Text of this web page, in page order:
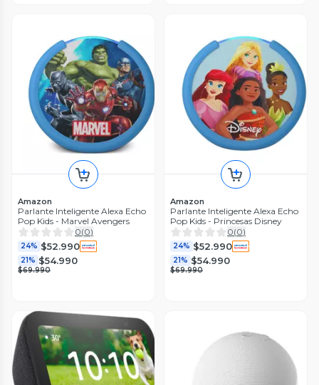
Amazon
Parlante Inteligente Alexa Echo
Pop Kids - Marvel Avengers
0(0)
24% $52.990
21% $54.990
$69.990
Amazon
Parlante Inteligente Alexa Echo
Pop Kids - Princesas Disney
0(0)
24% $52.990
21% $54.990
$69.990